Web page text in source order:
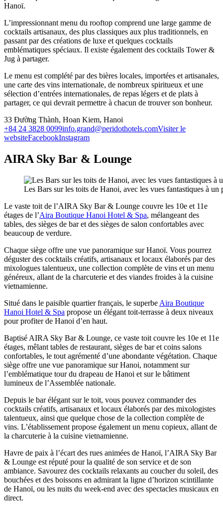
Hanoï.
L’impressionnant menu du rooftop comprend une large gamme de
cocktails artisanaux, des plus classiques aux plus traditionnels, en
passant par des créations de luxe et quelques cocktails
emblématiques spéciaux. Il existe également des cocktails Tower &
Jug à partager.
Le menu est complété par des bières locales, importées et artisanales,
une carte des vins internationale, de nombreux spiritueux et une
sélection d’entrées internationales, de repas légers et de plats à
partager, ce qui devrait permettre à chacun de trouver son bonheur.
33 Đường Thành, Hoan Kiem, Hanoi
+84 24 3828 0099info.grand@peridothotels.comVisiter le
websiteFacebookInstagram
AIRA Sky Bar & Lounge
Les Bars sur les toits de Hanoi, avec les vues fantastiques à un
Le vaste toit de l’AIRA Sky Bar & Lounge couvre les 10e et 11e
étages de l’Aira Boutique Hanoi Hotel & Spa, mélangeant des
tables, des sièges de bar et des sièges de salon confortables avec
beaucoup de verdure.
Chaque siège offre une vue panoramique sur Hanoï. Vous pourrez
déguster des cocktails créatifs, artisanaux et locaux élaborés par des
mixologues talentueux, une collection complète de vins et un menu
généreux, allant de la charcuterie et des viandes froides à la cuisine
vietnamienne.
Situé dans le paisible quartier français, le superbe Aira Boutique
Hanoi Hotel & Spa propose un élégant toit-terrasse à deux niveaux
pour profiter de Hanoi d’en haut.
Baptisé AIRA Sky Bar & Lounge, ce vaste toit couvre les 10e et 11e
étages, mêlant tables de restaurant, sièges de bar et coins salons
confortables, le tout agrémenté d’une abondante végétation. Chaque
siège offre une vue panoramique sur Hanoi, notamment sur
l’emblématique tour du drapeau de Hanoi et sur le bâtiment
lumineux de l’Assemblée nationale.
Depuis le bar élégant sur le toit, vous pouvez commander des
cocktails créatifs, artisanaux et locaux élaborés par des mixologistes
talentueux, ainsi que quelque chose de la collection complète de
vins. L’établissement propose également un menu copieux, allant de
la charcuterie à la cuisine vietnamienne.
Havre de paix à l’écart des rues animées de Hanoï, l’AIRA Sky Bar
& Lounge est réputé pour la qualité de son service et de son
ambiance. Savourez des cocktails relaxants au coucher du soleil, des
bouchées et des boissons en admirant la ligne d’horizon scintillante
de Hanoï, ou les nuits du week-end avec des spectacles musicaux en
direct.